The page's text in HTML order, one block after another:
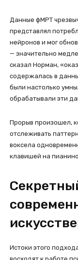
Данные фМРТ
представлял
нейронов и мог
— значительно
сказал Норман,
содержалась в
были настолько
обрабатывали эти
Прорыв произошел,
отслеживать
воксела
клавишей на
Истоки этого